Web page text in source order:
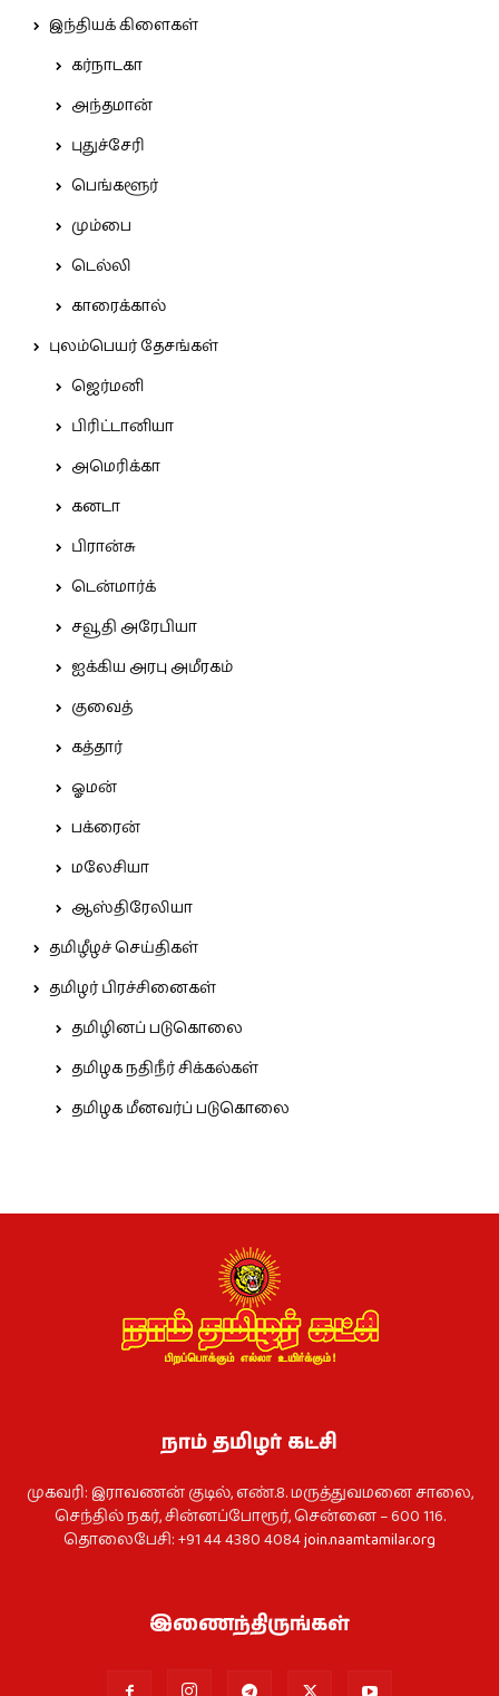
இந்தியக் கிளைகள்
கர்நாடகா
அந்தமான்
புதுச்சேரி
பெங்களூர்
மும்பை
டெல்லி
காரைக்கால்
புலம்பெயர் தேசங்கள்
ஜெர்மனி
பிரிட்டானியா
அமெரிக்கா
கனடா
பிரான்சு
டென்மார்க்
சவூதி அரேபியா
ஐக்கிய அரபு அமீரகம்
குவைத்
கத்தார்
ஓமன்
பக்ரைன்
மலேசியா
ஆஸ்திரேலியா
தமிழீழச் செய்திகள்
தமிழர் பிரச்சினைகள்
தமிழினப் படுகொலை
தமிழக நதிநீர் சிக்கல்கள்
தமிழக மீனவர்ப் படுகொலை
நாம் தமிழர் கட்சி
முகவரி: இராவணன் குடில், எண்.8. மருத்துவமனை சாலை,
செந்தில் நகர், சின்னப்போரூர், சென்னை – 600 116.
தொலைபேசி: +91 44 4380 4084join.naamtamilar.org
இணைந்திருங்கள்